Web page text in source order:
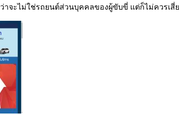
จะไม่ใช่รถยนต์ส่วนบุคคลของผู้ขับขี่ แต่ก็ไม่ควรเ